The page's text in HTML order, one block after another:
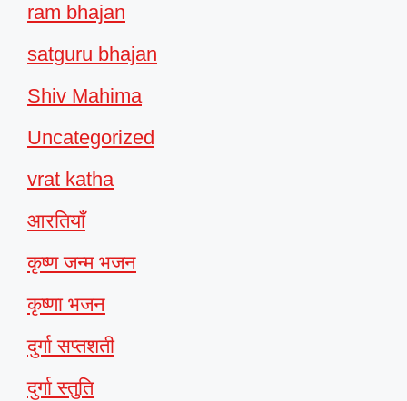
ram bhajan
satguru bhajan
Shiv Mahima
Uncategorized
vrat katha
आरतियाँ
कृष्ण जन्म भजन
कृष्णा भजन
दुर्गा सप्तशती
दुर्गा स्तुति